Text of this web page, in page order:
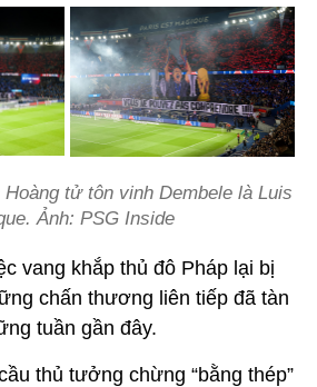
tử tôn vinh Dembele là Luis
Ảnh: PSG Inside
vang khắp thủ đô Pháp lại bị
chấn thương liên tiếp đã tàn
tuần gần đây.
thủ tưởng chừng “bằng thép”